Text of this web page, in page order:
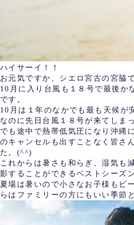
ハイサーイ！！
お元気ですか、シエロ宮古の宮脇で
10月に入り台風も１８号で最後か
です。
10月は１年のなかでも最も天候が
なのに先日台風１８号が来てしま
でも途中で熱帯低気圧になり沖縄
のキャンセルも出すことなく皆さ
た。(^^)
これからは暑さも和らぎ、湿気も
影することができるベストシーズン
夏場は暑いので小さなお子様もビ
らはファミリーの方にもいい季節